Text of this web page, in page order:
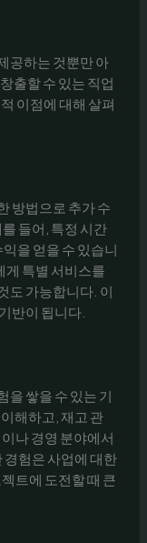
공하는 것뿐만 아
출할 수 있는 직업
이점에 대해 살펴
방법으로 추가 수
들어, 특정 시간
을 얻을 수 있습니
게 특별 서비스를
도 가능합니다. 이
반이 됩니다.
을 쌓을 수 있는 기
해하고, 재고 관
나 경영 분야에서
경험은 사업에 대한
트에 도전할 때 큰